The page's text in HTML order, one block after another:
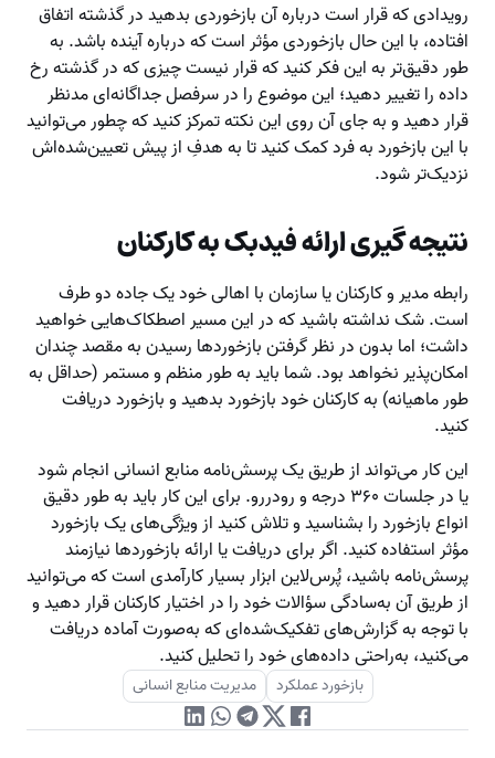
رویدادی که قرار است درباره آن بازخوردی بدهید در گذشته اتفاق
افتاده، با این حال بازخوردی مؤثر است که درباره آینده باشد. به
طور دقیق‌تر به این فکر کنید که قرار نیست چیزی که در گذشته رخ
داده را تغییر دهید؛ این موضوع را در سرفصل جداگانه‌ای مدنظر
قرار دهید و به جای آن روی این نکته تمرکز کنید که چطور می‌توانید
با این بازخورد به فرد کمک کنید تا به هدفِ از پیش تعیین‌شده‌اش
نزدیک‌تر شود.
نتیجه گیری ارائه فیدبک به کارکنان
رابطه مدیر و کارکنان یا سازمان با اهالی خود یک جاده دو طرف
است. شک نداشته باشید که در این مسیر اصطکاک‌هایی خواهید
داشت؛ اما بدون در نظر گرفتن بازخوردها رسیدن به مقصد چندان
امکان‌پذیر نخواهد بود. شما باید به طور منظم و مستمر (حداقل به
طور ماهیانه) به کارکنان خود بازخورد بدهید و بازخورد دریافت
کنید.
این کار می‌تواند از طریق یک پرسش‌نامه منابع انسانی انجام شود
یا در جلسات ۳۶۰ درجه و رودررو. برای این کار باید به طور دقیق
انواع بازخورد را بشناسید و تلاش کنید از ویژگی‌های یک بازخورد
مؤثر استفاده کنید. اگر برای دریافت یا ارائه بازخوردها نیازمند
پرسش‌نامه باشید، پُرس‌لاین ابزار بسیار کارآمدی است که می‌توانید
از طریق آن به‌سادگی سؤالات خود را در اختیار کارکنان قرار دهید و
با توجه به گزارش‌های تفکیک‌شده‌ای که به‌صورت آماده دریافت
می‌کنید، به‌راحتی داده‌های خود را تحلیل کنید.
بازخورد عملکرد مدیریت منابع انسانی